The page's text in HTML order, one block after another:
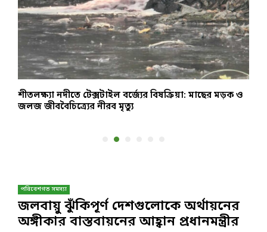
শীতলক্ষ্যা নদীতে টেক্সটাইল বর্জ্যের বিষক্রিয়া: মাছের মড়ক ও
জলজ জীববৈচিত্র্যের নীরব মৃত্যু
পরিবেশগত সমস্যা
জলবায়ু ঝুঁকিপূর্ণ দেশগুলোকে অর্থায়নের
অঙ্গীকার বাস্তবায়নের আহ্বান প্রধানমন্ত্রীর